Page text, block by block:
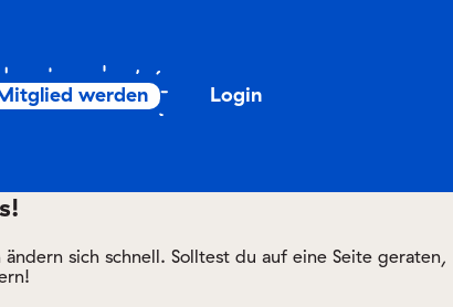
werden Login
sich schnell. Solltest du auf eine Seite geraten,